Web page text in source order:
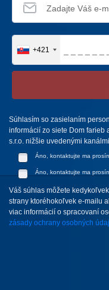
+421
Súhlasím so zasielaním
informácií zo siete Dom farieb
s.r.o. nižšie uvedenými
Áno, kontaktujte ma
Áno, kontaktujte ma
Váš súhlas môžete
strany ktoréhokoľvek e-mailu
viac informácií o spracovaní
zásady ochrany osobných